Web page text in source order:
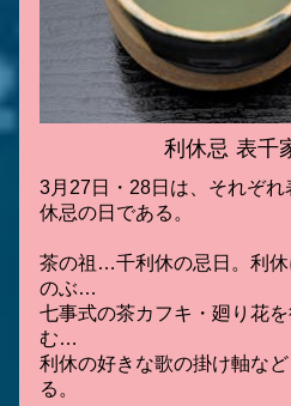
利休忌 表千
3月27日・28日は、それぞれ
休忌の日である。
茶の祖…千利休の忌日。利
のぶ…
七事式の茶カフキ・廻り花
む…
利休の好きな歌の掛け軸な
る。